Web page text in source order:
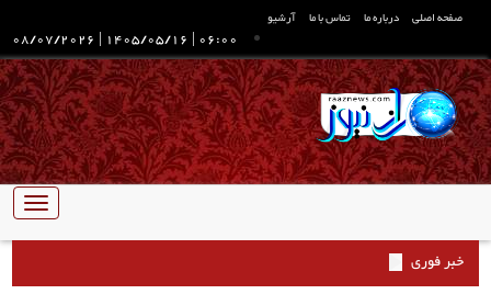
صفحه اصلی درباره ما تماس با ما آرشیو
06:00
|
1405/05/16
|
08/07/2026
تبدیل
ناوبری
خبر فوری